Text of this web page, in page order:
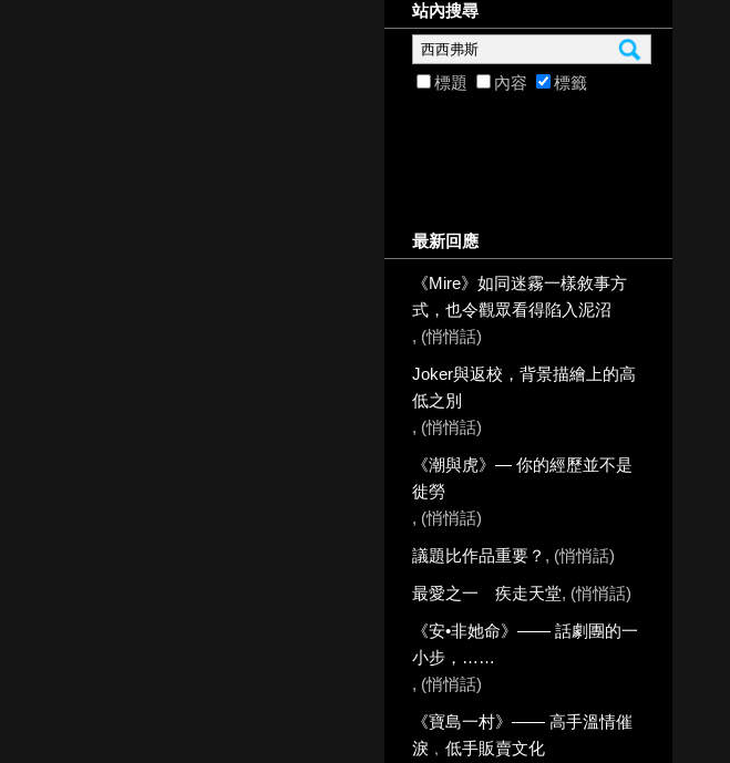
站內搜尋
標題 內容 標籤
最新回應
《Mire》如同迷霧一樣敘事方
式，也令觀眾看得陷入泥沼
, (悄悄話)
Joker與返校，背景描繪上的高
低之別
, (悄悄話)
《潮與虎》— 你的經歷並不是
徙勞
, (悄悄話)
議題比作品重要？ , (悄悄話)
最愛之一 疾走天堂, (悄悄話)
《安•非她命》—— 話劇團的一
小步，……
, (悄悄話)
《寶島一村》—— 高手溫情催
淚﹐低手販賣文化